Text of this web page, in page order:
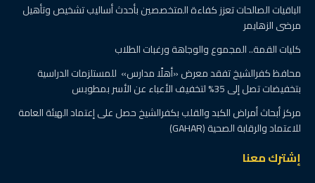
الباقيات الصالحات تعزز كفاءة المتخصصين بأحدث أساليب تشخيص وتأهيل
مرضى الزهايمر
كليات القمة.. المجموع والوجاهة ورغبات الطلاب
محافظ كفرالشيخ تفقد معرض «أهلًا مدارس» للمستلزمات الدراسية
بتخفيضات تصل إلى 35% لتخفيف الأعباء عن الأسر بمطوبس
مركز أبحاث أمراض الكبد والقلب بكفرالشيخ حصل على إعتماد الهيئة العامة
للاعتماد والرقابة الصحية (GAHAR)
إشترك معنا